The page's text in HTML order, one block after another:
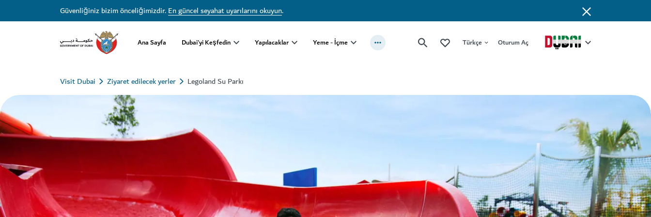
Güvenliğiniz bizim önceliğimizdir.En güncel seyahat uyarılarını okuyun.
Ana Sayfa Dubai'yi Keşfedin Yapılacaklar Yeme - İçme Türkçe Oturum Aç
Visit Dubai Ziyaret edilecek yerler Legoland Su Parkı